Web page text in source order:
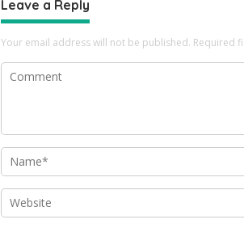
Leave a Reply
Your email address will not be published. Required